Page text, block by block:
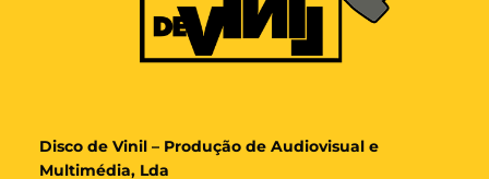
Disco de Vinil – Produção de Audiovisual e
Multimédia, Lda